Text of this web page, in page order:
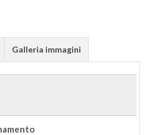
Galleria immagini